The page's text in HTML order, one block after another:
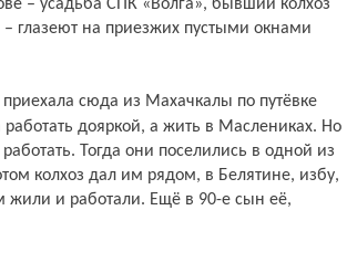
– усадьба СПК «Волга», бывший колхоз
глазеют на приезжих пустыми окнами
дояркой, а жить в Маслениках. Но
Тогда они поселились в одной из
колхоз дал им рядом, в Белятине, избу,
жили и работали. Ещё в 90-е сын её,